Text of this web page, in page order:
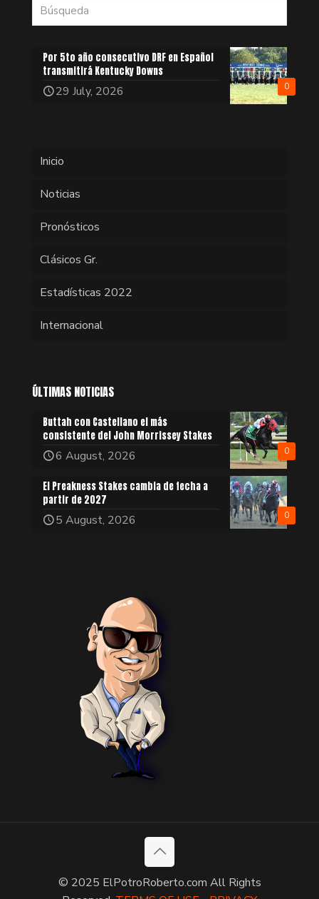
0
Por 5to año consecutivo DRF en Español
transmitirá Kentucky Downs
29 July, 2026
Inicio
Noticias
Pronósticos
Clásicos Gr.
Estadísticas 2022
Internacional
ÚLTIMAS NOTICIAS
0
Buttah con Castellano el más
consistente del John Morrissey Stakes
6 August, 2026
0
El Preakness Stakes cambia de fecha a
partir de 2027
5 August, 2026
© 2025 ElPotroRoberto.com All Rights